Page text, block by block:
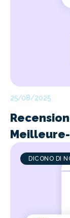
25/08/2025
DICONO DI